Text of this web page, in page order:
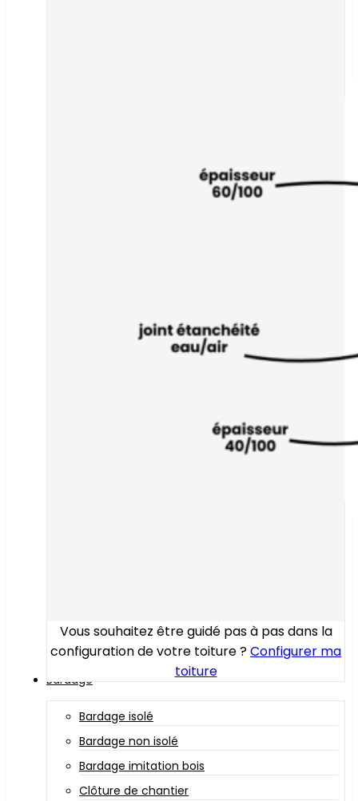
Vous souhaitez être guidé pas à pas dans la
configuration de votre toiture ?Configurer ma
toiture
Bardage
Bardage isolé
Bardage non isolé
Bardage imitation bois
Clôture de chantier